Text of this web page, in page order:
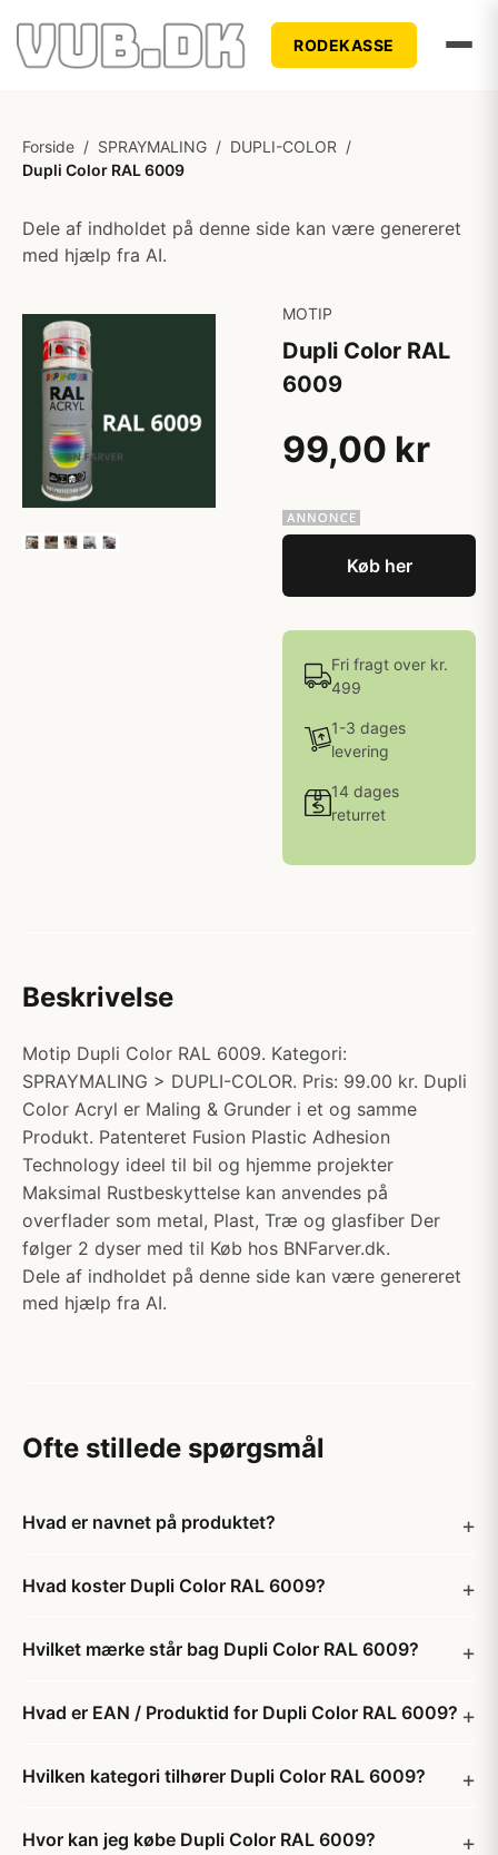
RODEKASSE
Forside / SPRAYMALING / DUPLI-COLOR /
Dupli Color RAL 6009
Dele af indholdet på denne side kan være genereret
med hjælp fra AI.
MOTIP
Dupli Color RAL
6009
99,00 kr
Køb her
Fri fragt over kr.
499
1-3 dages
levering
14 dages
returret
Beskrivelse
Motip Dupli Color RAL 6009. Kategori:
SPRAYMALING > DUPLI-COLOR. Pris: 99.00 kr. Dupli
Color Acryl er Maling & Grunder i et og samme
Produkt. Patenteret Fusion Plastic Adhesion
Technology ideel til bil og hjemme projekter
Maksimal Rustbeskyttelse kan anvendes på
overflader som metal, Plast, Træ og glasfiber Der
følger 2 dyser med til Køb hos BNFarver.dk.
Dele af indholdet på denne side kan være genereret
med hjælp fra AI.
Ofte stillede spørgsmål
Hvad er navnet på produktet?
Hvad koster Dupli Color RAL 6009?
Hvilket mærke står bag Dupli Color RAL 6009?
Hvad er EAN / Produktid for Dupli Color RAL 6009?
Hvilken kategori tilhører Dupli Color RAL 6009?
Hvor kan jeg købe Dupli Color RAL 6009?